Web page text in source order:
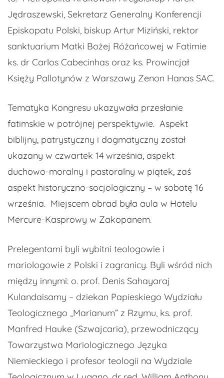
Jędraszewski, Sekretarz Generalny Konferencji
Episkopatu Polski, biskup Artur Miziński, rektor
sanktuarium Matki Bożej Różańcowej w Fatimie
ks. dr Carlos Cabecinhas oraz ks. Prowincjał
Księży Pallotynów z Warszawy Zenon Hanas SAC.
Tematyka Kongresu ukazywała przesłanie
fatimskie w potrójnej perspektywie. Aspekt
biblijny, patrystyczny i dogmatyczny został
ukazany w czwartek 14 września, aspekt
duchowo-moralny i pastoralny w piątek, zaś
aspekt historyczno-socjologiczny – w sobotę 16
września. Miejscem obrad była aula w Hotelu
Mercure-Kasprowy w Zakopanem.
Prelegentami byli wybitni teologowie i
mariologowie z Polski i zagranicy. Byli wśród nich
między innymi: o. prof. Denis Sahayaraj
Kulandaisamy – dziekan Papieskiego Wydziału
Teologicznego „Marianum” z Rzymu, ks. prof.
Manfred Hauke (Szwajcaria), przewodniczący
Towarzystwa Mariologicznego Języka
Niemieckiego i profesor teologii na Wydziale